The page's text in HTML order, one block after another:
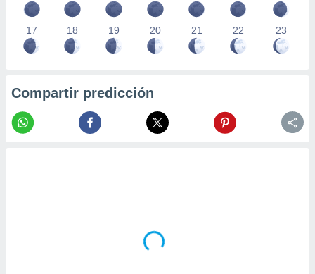
17 18 19 20 21 22 23
Compartir predicción